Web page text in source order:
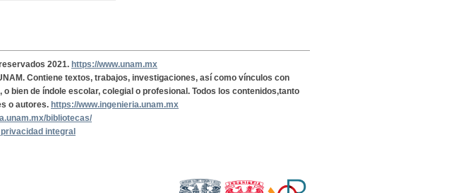
2021. https://www.unam.mx
Contiene textos, trabajos, investigaciones, así como vínculos con
bien de índole escolar, colegial o profesional. Todos los contenidos,tanto
o autores. https://www.ingenieria.unam.mx
bibliotecas/
integral